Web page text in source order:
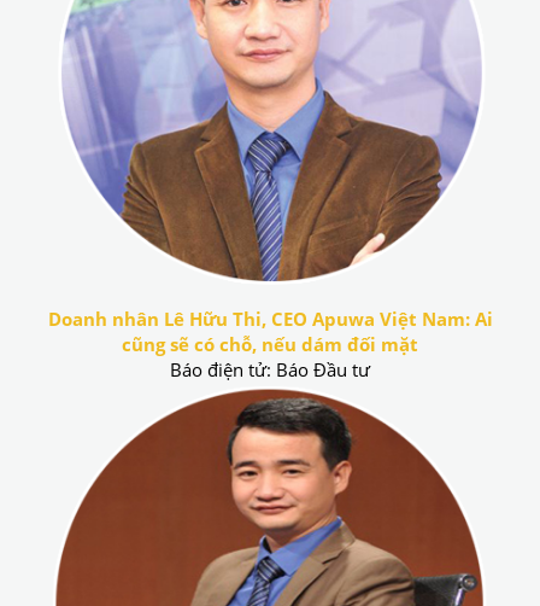
Doanh nhân Lê Hữu Thi, CEO Apuwa Việt Nam: Ai
cũng sẽ có chỗ, nếu dám đối mặt
Báo điện tử: Báo Đầu tư